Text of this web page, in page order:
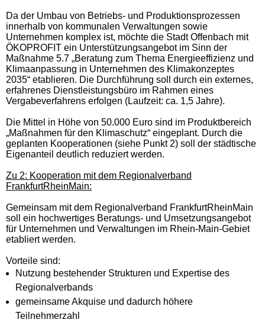
Da der Umbau von Betriebs- und Produktionsprozessen
innerhalb von kommunalen Verwaltungen sowie
Unternehmen komplex ist, möchte die Stadt Offenbach mit
ÖKOPROFIT ein Unterstützungsangebot im Sinn der
Maßnahme 5.7 „Beratung zum Thema Energieeffizienz und
Klimaanpassung in Unternehmen des Klimakonzeptes
2035“ etablieren. Die Durchführung soll durch ein externes,
erfahrenes Dienstleistungsbüro im Rahmen eines
Vergabeverfahrens erfolgen (Laufzeit: ca. 1,5 Jahre).
Die Mittel in Höhe von 50.000 Euro sind im Produktbereich
„Maßnahmen für den Klimaschutz“ eingeplant. Durch die
geplanten Kooperationen (siehe Punkt 2) soll der städtische
Eigenanteil deutlich reduziert werden.
Zu 2: Kooperation mit dem Regionalverband
FrankfurtRheinMain:
Gemeinsam mit dem Regionalverband FrankfurtRheinMain
soll ein hochwertiges Beratungs- und Umsetzungsangebot
für Unternehmen und Verwaltungen im Rhein-Main-Gebiet
etabliert werden.
Vorteile sind:
Nutzung bestehender Strukturen und Expertise des
Regionalverbands
gemeinsame Akquise und dadurch höhere
Teilnehmerzahl